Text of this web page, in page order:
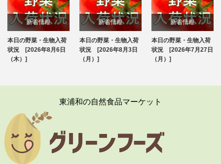
新着情報
ブログ
本日の野菜・生物入荷
状況 [2026年8月6日
（木）]
新着情報
ブログ
本日の野菜・生物入荷
状況 [2026年8月3日
（月）]
新着情報
ブログ
本日の野菜・生物入荷
状況 [2026年7月27日
（月）]
東浦和の自然食品マーケット